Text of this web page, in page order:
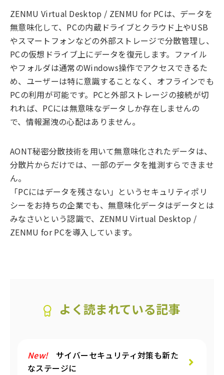
ZENMU Virtual Desktop / ZENMU for PCは、データを
無意味化して、PCの内蔵ドライブとクラウド上やUSB
やスマートフォンなどの外部ストレージで分散管理し、
PCの仮想ドライブ上にデータを復元します。ファイル
やフォルダは通常のWindows操作でアクセスできるた
め、ユーザーは特に意識することなく、オフラインでも
PCの利用が可能です。PCと外部ストレージの接続が切
れれば、PCには無意味なデータしか存在しませんの
で、情報漏洩の心配はありません。
AONT秘密分散技術を用いて無意味化されたデータは、
分散片からだけでは、一部のデータを推測すらできませ
ん。
「PCにはデータを残さない」というセキュリティポリ
シーをお持ちの企業でも、無意味化データはデータとは
みなさいという認識で、ZENMU Virtual Desktop /
ZENMU for PCを導入しています。
よく読まれている記事
New!サイバーセキュリティ対策も新た
なステージに